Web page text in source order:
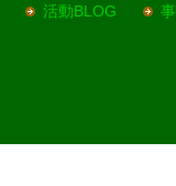
活動BLOG